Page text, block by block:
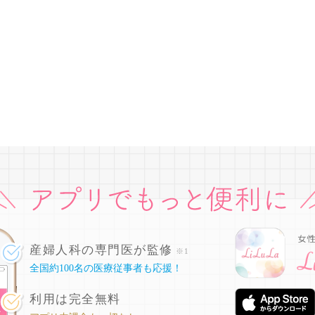
産婦人科の専門医が監修 ※1
全国約100名の医療従事者も応援！
利用は完全無料